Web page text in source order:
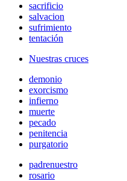
sacrificio
salvacion
sufrimiento
tentación
Nuestras cruces
demonio
exorcismo
infierno
muerte
pecado
penitencia
purgatorio
padrenuestro
rosario